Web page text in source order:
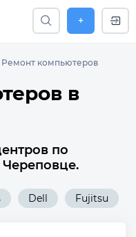
+
Ремонт компьютеров
в
по
Dell Fujitsu